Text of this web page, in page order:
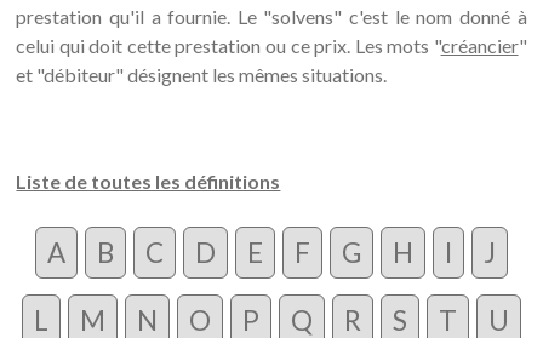
prestation qu'il a fournie. Le "solvens" c'est le nom donné à
celui qui doit cette prestation ou ce prix. Les mots "créancier"
et "débiteur" désignent les mêmes situations.
Liste de toutes les définitions
A B C D E F G H I J
L M N O P Q R S T U